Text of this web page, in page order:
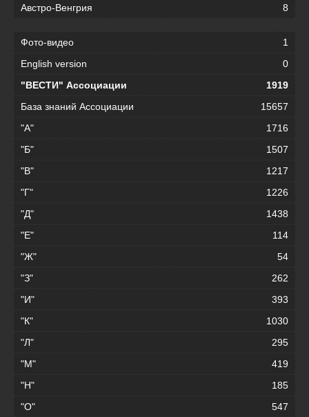
Австро-Венгрия
8
Фото-видео
1
English version
0
"ВЕСТИ" Ассоциации
1919
База знаний Ассоциации
15657
"А"
1716
"Б"
1507
"В"
1217
"Г"
1226
"Д"
1438
"Е"
114
"Ж"
54
"З"
262
"И"
393
"К"
1030
"Л"
295
"М"
419
"Н"
185
"О"
547